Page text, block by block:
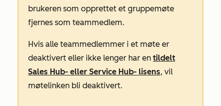
brukeren som opprettet et gruppemøte
fjernes som teammedlem.
Hvis alle teammedlemmer i et møte er
deaktivert eller ikke lenger har en tildelt
Sales Hub- eller Service Hub- lisens, vil
møtelinken bli deaktivert.